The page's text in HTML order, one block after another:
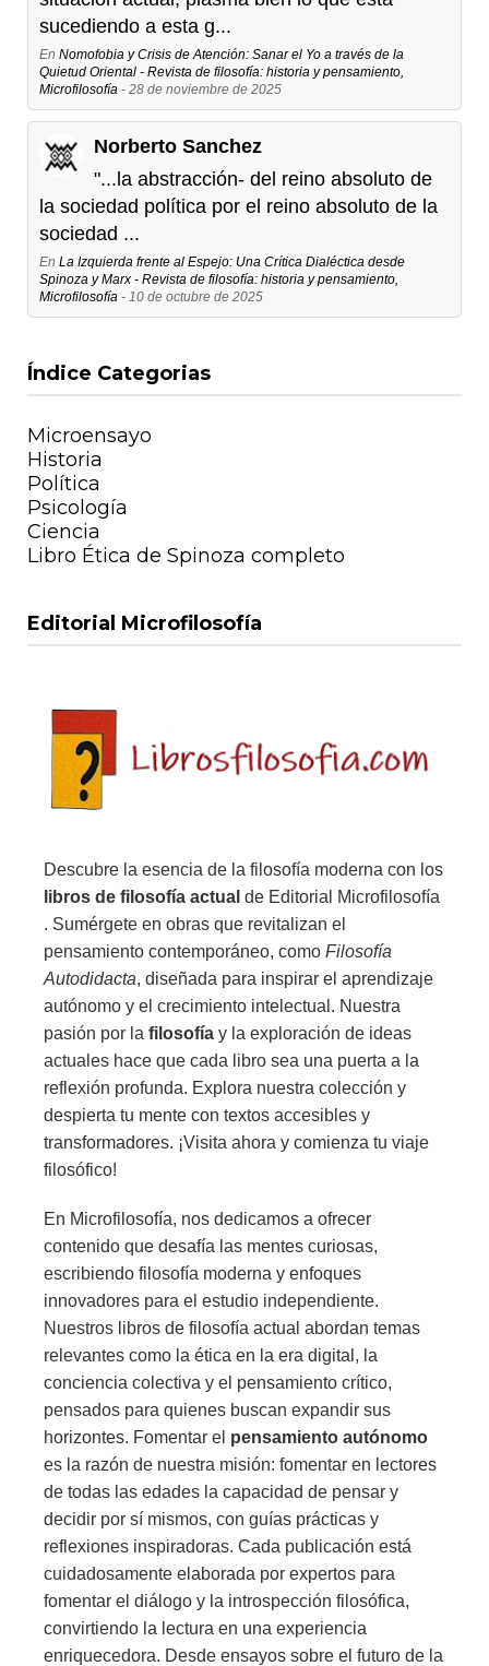
sucediendo a esta g...
En Nomofobia y Crisis de Atención: Sanar el Yo a través de la
Quietud Oriental - Revista de filosofía: historia y pensamiento,
Microfilosofía - 28 de noviembre de 2025
Norberto Sanchez
"...la abstracción- del reino absoluto de
la sociedad política por el reino absoluto de la
sociedad ...
En La Izquierda frente al Espejo: Una Crítica Dialéctica desde
Spinoza y Marx - Revista de filosofía: historia y pensamiento,
Microfilosofía - 10 de octubre de 2025
Índice Categorias
Microensayo
Historia
Política
Psicología
Ciencia
Libro Ética de Spinoza completo
Editorial Microfilosofía
Descubre la esencia de la filosofía moderna con los
libros de filosofía actual de Editorial Microfilosofía
. Sumérgete en obras que revitalizan el
pensamiento contemporáneo, como Filosofía
Autodidacta, diseñada para inspirar el aprendizaje
autónomo y el crecimiento intelectual. Nuestra
pasión por la filosofía y la exploración de ideas
actuales hace que cada libro sea una puerta a la
reflexión profunda. Explora nuestra colección y
despierta tu mente con textos accesibles y
transformadores. ¡Visita ahora y comienza tu viaje
filosófico!
En Microfilosofía, nos dedicamos a ofrecer
contenido que desafía las mentes curiosas,
escribiendo filosofía moderna y enfoques
innovadores para el estudio independiente.
Nuestros libros de filosofía actual abordan temas
relevantes como la ética en la era digital, la
conciencia colectiva y el pensamiento crítico,
pensados para quienes buscan expandir sus
horizontes. Fomentar el pensamiento autónomo
es la razón de nuestra misión: fomentar en lectores
de todas las edades la capacidad de pensar y
decidir por sí mismos, con guías prácticas y
reflexiones inspiradoras. Cada publicación está
cuidadosamente elaborada por expertos para
fomentar el diálogo y la introspección filosófica,
convirtiendo la lectura en una experiencia
enriquecedora. Desde ensayos sobre el futuro de la